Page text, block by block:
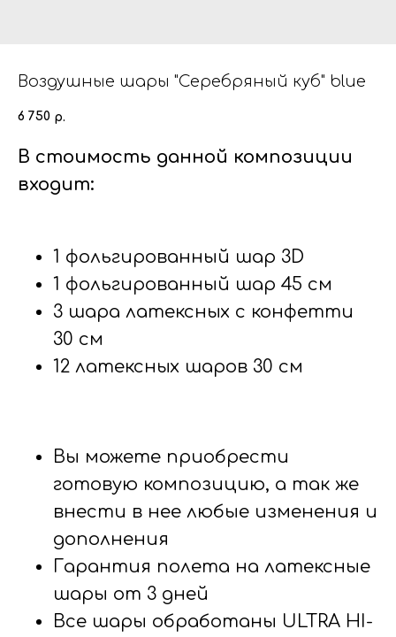
Воздушные шары "Серебряный куб" blue
6 750 р.
В стоимость данной композиции
входит:
1 фольгированный шар 3D
1 фольгированный шар 45 см
3 шара латексных с конфетти
30 см
12 латексных шаров 30 см
Вы можете приобрести
готовую композицию, а так же
внести в нее любые изменения и
дополнения
Гарантия полета на латексные
шары от 3 дней
Все шары обработаны ULTRA HI-